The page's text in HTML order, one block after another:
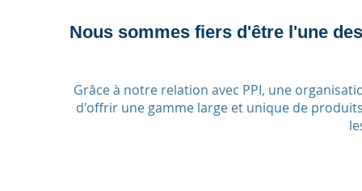
Nous sommes fiers d'être l'une
Grâce à notre relation avec PPI, une
d'offrir une gamme large et unique de